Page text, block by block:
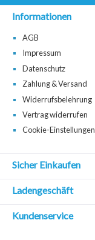
Kundenservice
Informationen
AGB
Impressum
Datenschutz
Zahlung & Versand
Widerrufsbelehrung
Vertrag widerrufen
Cookie-Einstellungen
Sicher Einkaufen
Ladengeschäft